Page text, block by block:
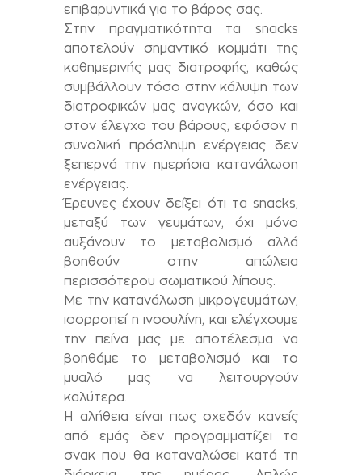
επιβαρυντικά για το βάρος σας.
Στην πραγματικότητα τα snacks
αποτελούν σημαντικό κομμάτι της
καθημερινής μας διατροφής, καθώς
συμβάλλουν τόσο στην κάλυψη των
διατροφικών μας αναγκών, όσο και
στον έλεγχο του βάρους, εφόσον η
συνολική πρόσληψη ενέργειας δεν
ξεπερνά την ημερήσια κατανάλωση
ενέργειας.
Έρευνες έχουν δείξει ότι τα snacks,
μεταξύ των γευμάτων, όχι μόνο
αυξάνουν το μεταβολισμό αλλά
βοηθούν στην απώλεια
περισσότερου σωματικού λίπους.
Με την κατανάλωση μικρογευμάτων,
ισορροπεί η ινσουλίνη, και ελέγχουμε
την πείνα μας με αποτέλεσμα να
βοηθάμε το μεταβολισμό και το
μυαλό μας να λειτουργούν
καλύτερα.
Η αλήθεια είναι πως σχεδόν κανείς
από εμάς δεν προγραμματίζει τα
σνακ που θα καταναλώσει κατά τη